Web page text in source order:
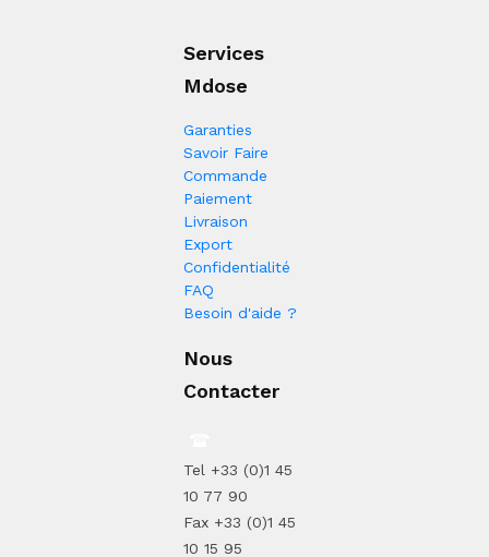
Services
Mdose
Garanties
Savoir Faire
Commande
Paiement
Livraison
Export
Confidentialité
FAQ
Besoin d'aide ?
Nous
Contacter
Tel +33 (0)1 45
10 77 90
Fax +33 (0)1 45
10 15 95